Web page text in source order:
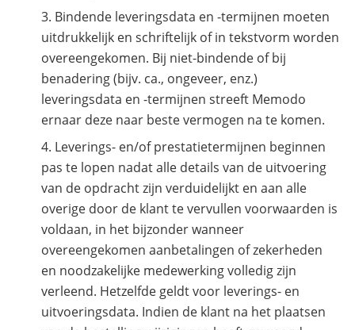
Bindende leveringsdata en -termijnen moeten
uitdrukkelijk en schriftelijk of in tekstvorm worden
overeengekomen. Bij niet-bindende of bij
benadering (bijv. ca., ongeveer, enz.)
leveringsdata en -termijnen streeft Memodo
ernaar deze naar beste vermogen na te komen.
Leverings- en/of prestatietermijnen beginnen
pas te lopen nadat alle details van de uitvoering
van de opdracht zijn verduidelijkt en aan alle
overige door de klant te vervullen voorwaarden is
voldaan, in het bijzonder wanneer
overeengekomen aanbetalingen of zekerheden
en noodzakelijke medewerking volledig zijn
verleend. Hetzelfde geldt voor leverings- en
uitvoeringsdata. Indien de klant na het plaatsen